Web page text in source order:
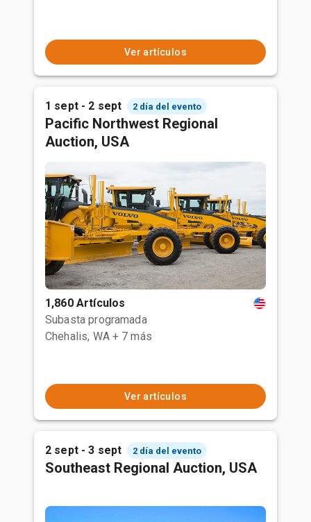
Ver artículos
1 sept - 2 sept 2 día del evento
Pacific Northwest Regional
Auction, USA
1,860 Artículos
Subasta programada
Chehalis, WA + 7 más
Ver artículos
2 sept - 3 sept 2 día del evento
Southeast Regional Auction, USA